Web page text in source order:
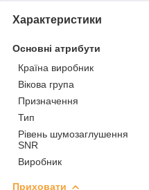
Характеристики
Основні атрибути
Країна виробник
Вікова група
Призначення
Тип
Рівень шумозаглушення
SNR
Виробник
Приховати